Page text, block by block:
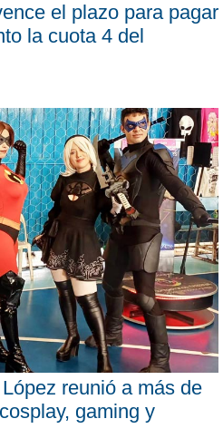
el plazo para pagar
la cuota 4 del
reunió a más de
gaming y